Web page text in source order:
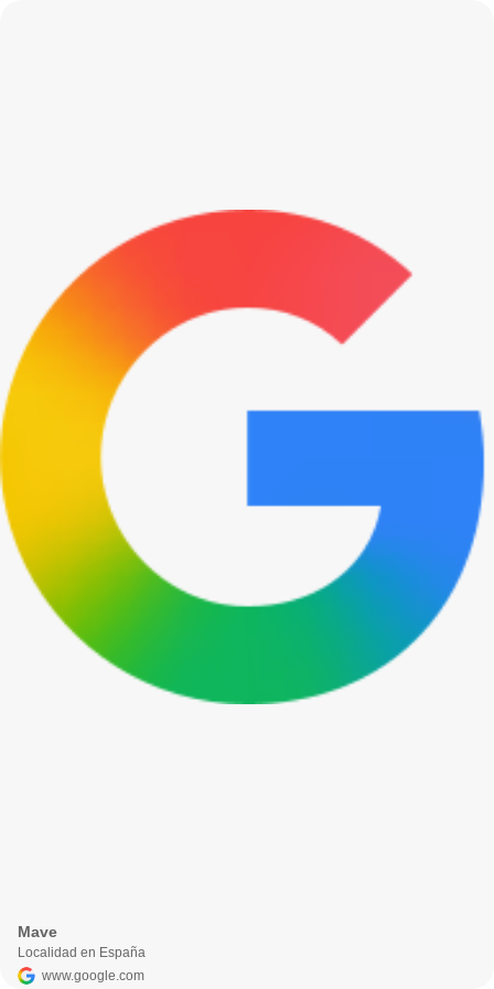
Mave
Localidad en España
www.google.com